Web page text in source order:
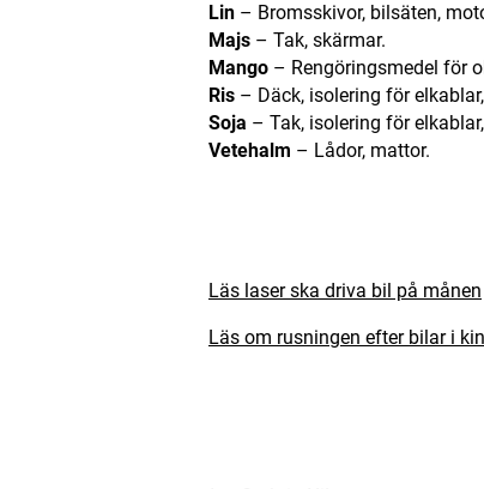
Lin – Bromsskivor, bilsäten,
Majs – Tak, skärmar.
Mango – Rengöringsmedel för
Ris – Däck, isolering för
Soja – Tak, isolering för
Vetehalm – Lådor, mattor.
Läs laser ska driva bil på månen
Läs om rusningen efter bilar i